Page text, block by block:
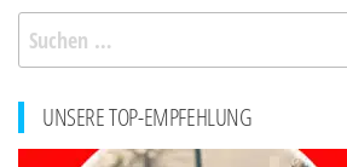
Suchen
nach:
UNSERE TOP-EMPFEHLUNG